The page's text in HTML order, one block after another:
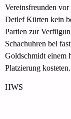
Vereinsfreunden
Detlef Kürten kein
Partien zur
Schachuhren bei
Goldschmidt einem
Platzierung kosteten.
HWS